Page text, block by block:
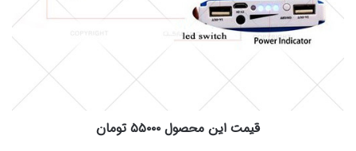
قیمت این محصول ۵۵۰۰۰ تومان